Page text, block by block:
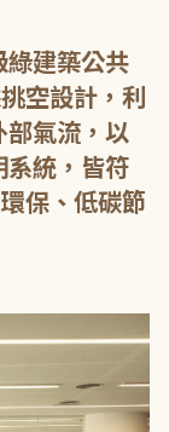
綠建築公共
空設計，利
部氣流，以
系統，皆符
保、低碳節